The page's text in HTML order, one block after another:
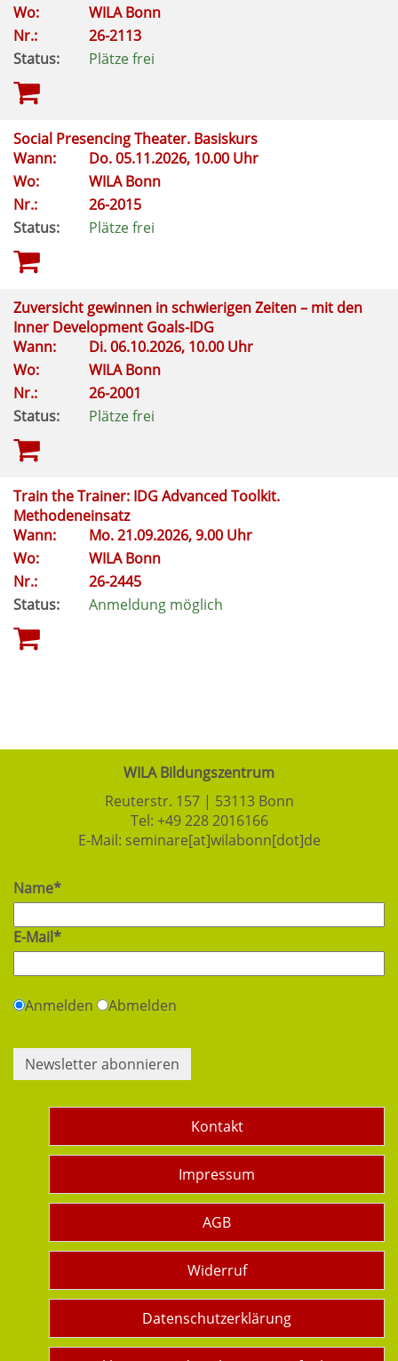
Wo:
WILA Bonn
Nr.:
26-2113
Status:
Plätze frei
Social Presencing Theater. Basiskurs
Wann:
Do.05.11.2026, 10.00 Uhr
Wo:
WILA Bonn
Nr.:
26-2015
Status:
Plätze frei
Zuversicht gewinnen in schwierigen Zeiten – mit den
Inner Development Goals-IDG
Wann:
Di.06.10.2026, 10.00 Uhr
Wo:
WILA Bonn
Nr.:
26-2001
Status:
Plätze frei
Train the Trainer: IDG Advanced Toolkit.
Methodeneinsatz
Wann:
Mo.21.09.2026, 9.00 Uhr
Wo:
WILA Bonn
Nr.:
26-2445
Status:
Anmeldung möglich
WILA Bildungszentrum
Reuterstr. 157 | 53113 Bonn
Tel: +49 228 2016166
E-Mail: seminare[at]wilabonn[dot]de
Name*
E-Mail*
Anmelden Abmelden
Newsletter abonnieren
Kontakt
Impressum
AGB
Widerruf
Datenschutzerklärung